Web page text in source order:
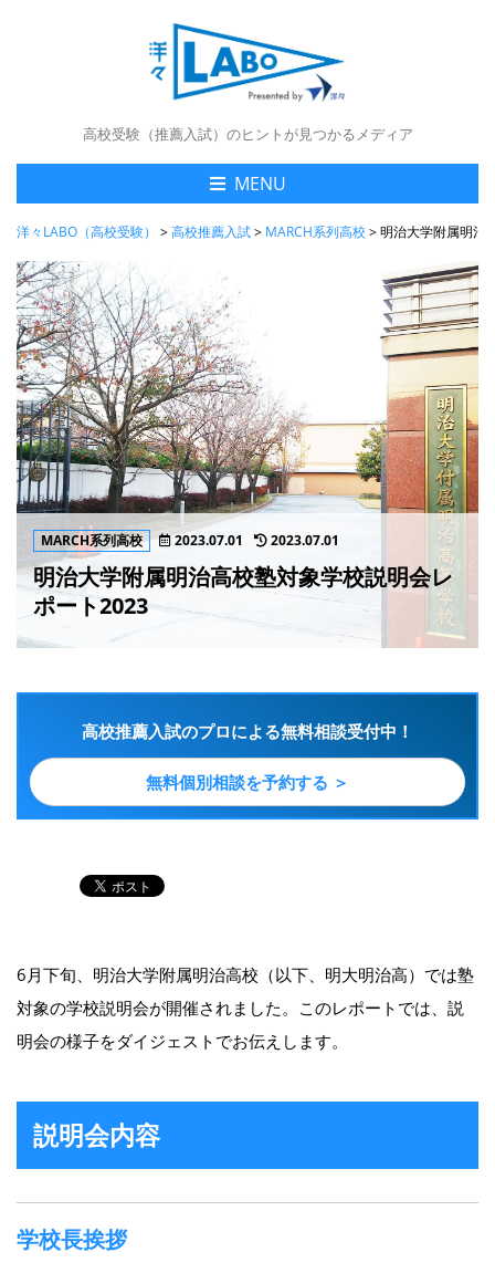
高校受験（推薦入試）のヒントが見つかるメディア
MENU
洋々LABO（高校受験） >高校推薦入試> MARCH系列高校>明治大学附属明
MARCH系列高校 2023.07.01 2023.07.01
明治大学附属明治高校塾対象学校説明会レ
ポート2023
高校推薦入試のプロによる無料相談受付中！
無料個別相談を予約する ＞
6月下旬、明治大学附属明治高校（以下、明大明治高）では塾
対象の学校説明会が開催されました。このレポートでは、説
明会の様子をダイジェストでお伝えします。
説明会内容
学校長挨拶